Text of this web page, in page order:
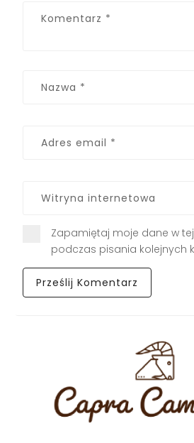
Zapamiętaj moje dane w
podczas pisania kolejnych